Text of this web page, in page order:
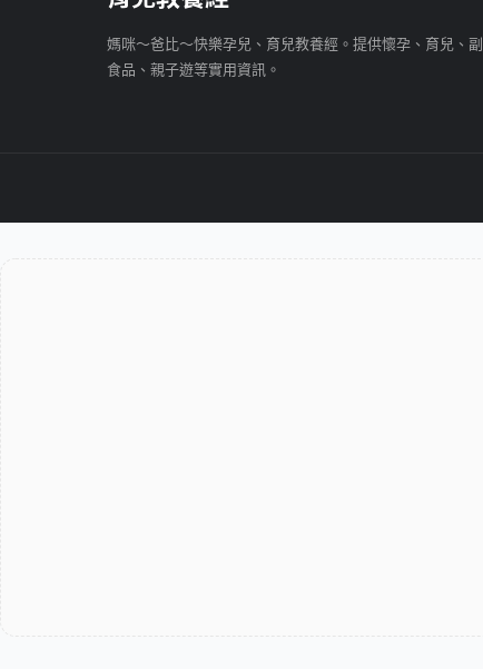
媽咪～爸比～快樂孕兒、育兒教養經。提供懷孕、育兒、副
食品、親子遊等實用資訊。